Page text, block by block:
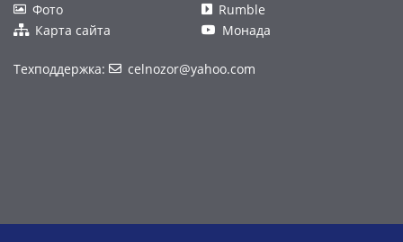
Фото
Карта сайта
Rumble
Монада
Техподдержка: celnozor@yahoo.com